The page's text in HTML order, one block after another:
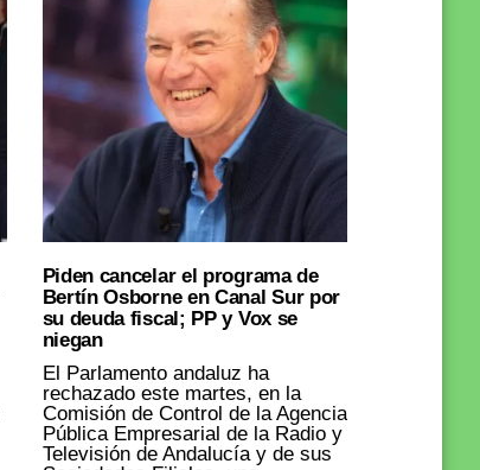
Piden cancelar el programa de
Bertín Osborne en Canal Sur por
su deuda fiscal; PP y Vox se
niegan
El Parlamento andaluz ha
rechazado este martes, en la
Comisión de Control de la Agencia
Pública Empresarial de la Radio y
Televisión de Andalucía y de sus